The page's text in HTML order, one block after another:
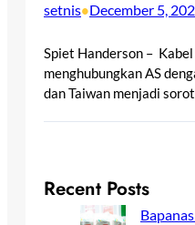
setnis•December 5,
Spiet Handerson –
menghubungkan AS
dan Taiwan menjadi
Recent Posts